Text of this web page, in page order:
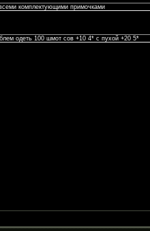
комплектующими примочками
одеть 100 шмот сов +10 4* с пухой +20 5*